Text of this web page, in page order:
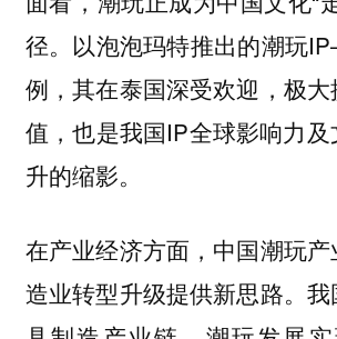
径。以泡泡玛特推出的潮玩
例，其在泰国深受欢迎，极
值，也是我国IP全球影响力
升的缩影。
在产业经济方面，中国潮玩
造业转型升级提供新思路。